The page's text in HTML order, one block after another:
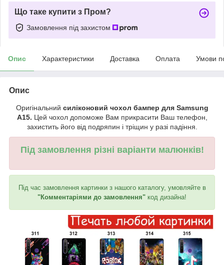
Що таке купити з Пром?
Замовлення під захистом
Опис Характеристики Доставка Оплата Умови
Опис
Оригінальний силіконовий чохол бампер для Samsung
A15. Цей чохол допоможе Вам прикрасити Ваш телефон,
захистить його від подряпин і тріщин у разі падіння.
Під замовлення різні варіанти малюнків!
Під час замовлення картинки з нашого каталогу, умовляйте в
"Комментаріями до замовлення" код дизайна!